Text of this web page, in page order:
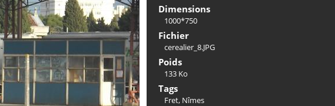
Dimensions
1000*750
Fichier
cerealier_8.JPG
Poids
133 Ko
Tags
Fret, Nîmes